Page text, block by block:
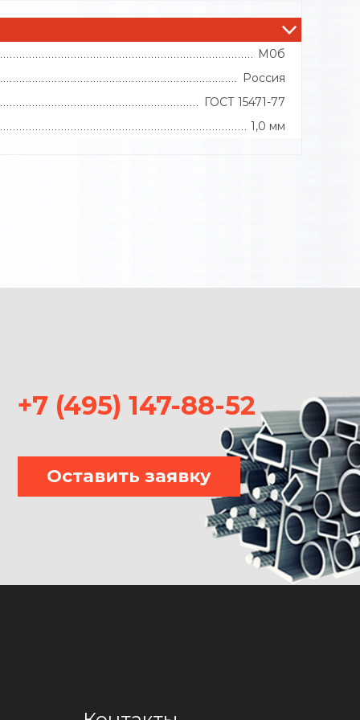
М0б
Россия
ГОСТ 15471-77
1,0 мм
+7 (495) 147-88-52
Оставить заявку